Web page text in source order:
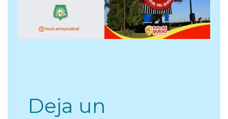
Deja un